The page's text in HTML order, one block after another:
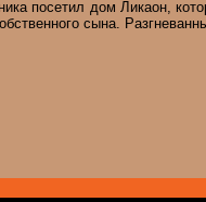
посетил дом Ликаон,
сына.